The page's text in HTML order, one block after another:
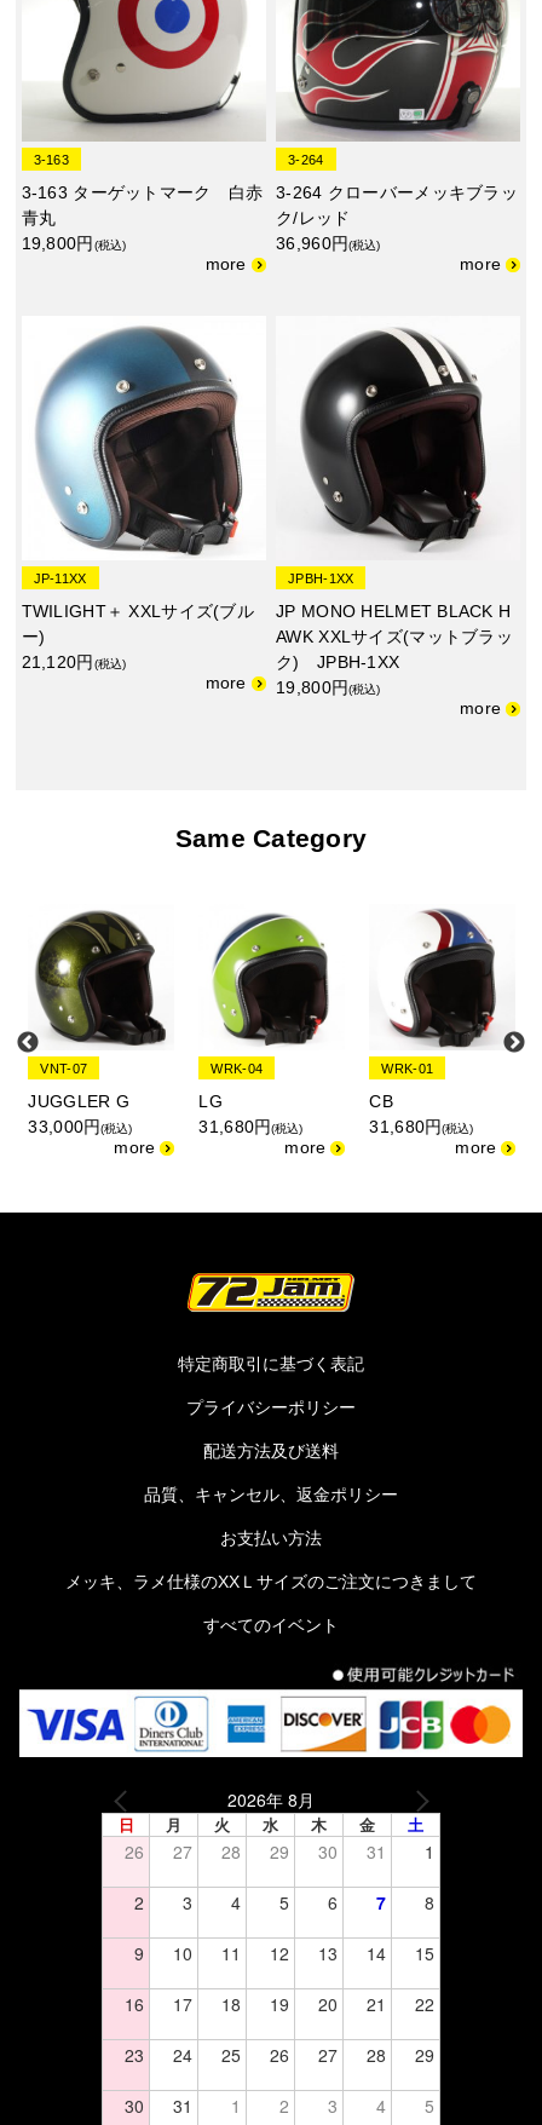
3-163
3-163 ターゲットマーク 白赤
青丸
19,800円 (税込)
3-264
3-264 クローバーメッキブラッ
ク/レッド
36,960円(税込)
JP-11XX
TWILIGHT＋ XXLサイズ(ブル
ー)
21,120円 (税込)
JPBH-1XX
JP MONO HELMET BLACK H
AWK XXLサイズ(マットブラッ
ク) JPBH-1XX
19,800円(税込)
Same Category
VNT-07
JUGGLER G
33,000円(税込)
WRK-04
LG
31,680円(税込)
WRK-01
CB
31,680円(税込)
特定商取引に基づく表記
プライバシーポリシー
配送方法及び送料
品質、キャンセル、返金ポリシー
お支払い方法
メッキ、ラメ仕様のXXＬサイズのご注文につきまして
すべてのイベント
2026年 8月
日 月 火 水 木 金 土
26 27 28 29 30 31 1
2 3 4 5 6 7 8
9 10 11 12 13 14 15
16 17 18 19 20 21 22
23 24 25 26 27 28 29
30 31 1 2 3 4 5